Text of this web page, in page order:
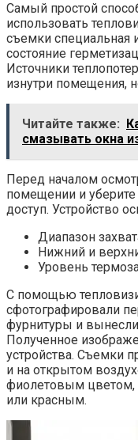
Самый простой
использовать
съемки специальная
состояние
Источники
изнутри помещения,
Читайте также:
смазывать окна
Перед началом
помещении и
доступ. Устройство
Диапазон
Нижний и
Уровень
С помощью
сфотографировали
фурнитуры и
Полученное
устройства. Съемки
и на открытом
фиолетовым цветом,
или красным.